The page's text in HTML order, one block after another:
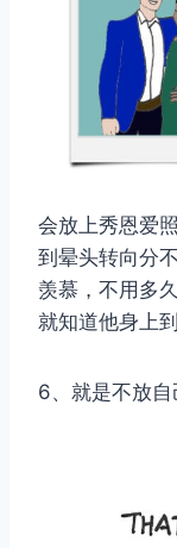
会放上秀恩爱
到晕头转向分
羡慕，不用多
就知道他身上
6、就是不放自